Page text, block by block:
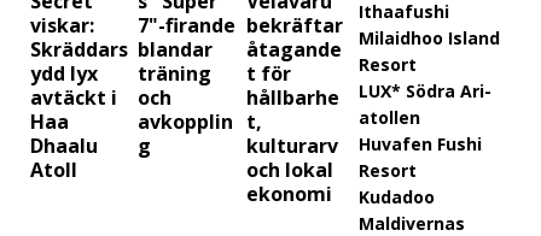
RESE
[ 27
april
viskar:
Skräddars
ydd lyx
avtäckt i
Haa
Dhaalu
Atoll
7"-firande
blandar
träning
och
avkopplin
g
bekräftar
åtagande
t för
hållbarhe
t,
kulturarv
och lokal
ekonomi
Ithaafushi
Milaidhoo Island
Resort
LUX* Södra Ari-
atollen
Huvafen Fushi
Resort
Kudadoo
Maldivernas